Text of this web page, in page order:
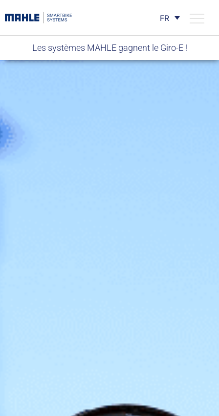
FR
Les systèmes MAHLE gagnent le Giro-E !